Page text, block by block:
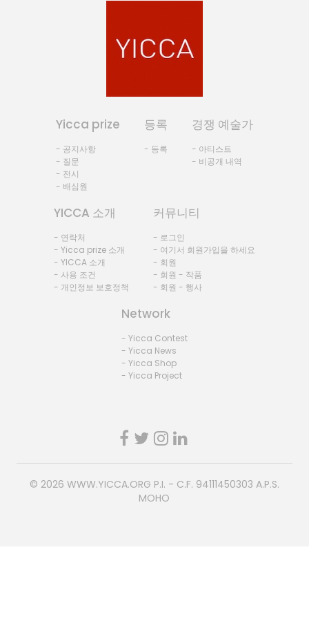
Yicca prize
- 공지사항
- 질문
- 전시
- 배심원
등록
- 등록
경쟁 예술가
- 아티스트
- 비공개 내역
YICCA 소개
- 연락처
- Yicca prize 소개
- YICCA 소개
- 사용 조건
- 개인정보 보호정책
커뮤니티
- 로그인
- 여기서 회원가입을 하세요
- 회원
- 회원 - 작품
- 회원 - 행사
Network
- Yicca Contest
- Yicca News
- Yicca Shop
- Yicca Project
© 2026 WWW.YICCA.ORG P.I. - C.F. 94111450303 A.P.S.
MOHO